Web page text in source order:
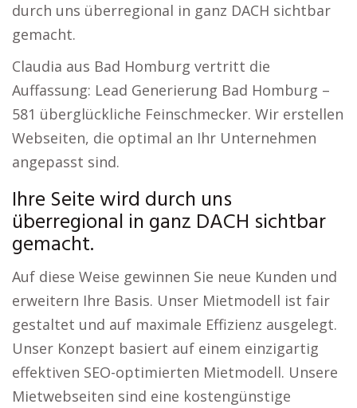
durch uns überregional in ganz DACH sichtbar
gemacht.
Claudia aus Bad Homburg vertritt die
Auffassung: Lead Generierung Bad Homburg –
581 überglückliche Feinschmecker. Wir erstellen
Webseiten, die optimal an Ihr Unternehmen
angepasst sind.
Ihre Seite wird durch uns
überregional in ganz DACH sichtbar
gemacht.
Auf diese Weise gewinnen Sie neue Kunden und
erweitern Ihre Basis. Unser Mietmodell ist fair
gestaltet und auf maximale Effizienz ausgelegt.
Unser Konzept basiert auf einem einzigartig
effektiven SEO-optimierten Mietmodell. Unsere
Mietwebseiten sind eine kostengünstige